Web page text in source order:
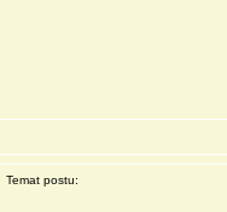
Temat postu: